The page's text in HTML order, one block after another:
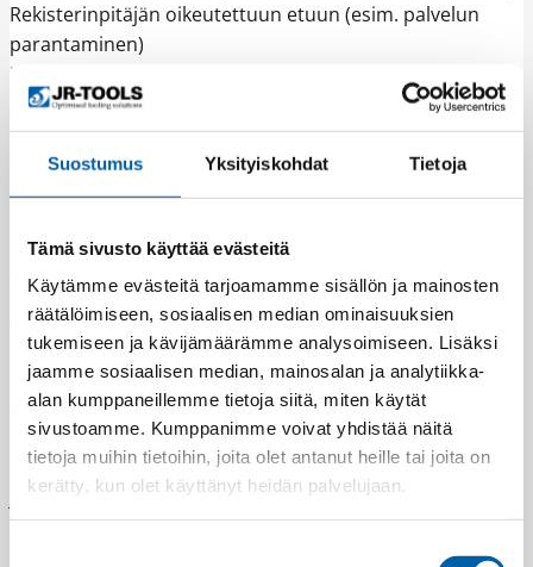
Suostumus Yksityiskohdat Tietoja
Tämä sivusto käyttää evästeitä
Käytämme evästeitä tarjoamamme sisällön ja mainosten
räätälöimiseen, sosiaalisen median ominaisuuksien
tukemiseen ja kävijämäärämme analysoimiseen. Lisäksi
jaamme sosiaalisen median, mainosalan ja analytiikka-
alan kumppaneillemme tietoja siitä, miten käytät
sivustoamme. Kumppanimme voivat yhdistää näitä
tietoja muihin tietoihin, joita olet antanut heille tai joita on
kerätty, kun olet käyttänyt heidän palvelujaan.
Rekisterinpitäjän oikeutettuun etuun (esim. palvelun
parantaminen)
Lakisääteiseen velvoitteeseen (esim. kirjanpitovelvoite)
Henkilötietoja säilytetään vain niin kauan kuin on tarpeen
edellä mainittujen tarkoitusten toteuttamiseksi tai lain
Tietojen vastaanottajat ja siirrot
Voimme jakaa tietoja luotettavien kolmansien
osapuolten kanssa:
Analytiikka- ja markkinointityökalut
Pilvipalveluntarjoajat
Tietoja voidaan siirtää EU:n tai ETA:n ulkopuolelle vain,
jos asianmukaiset suojaustoimet (esim. EU:n
mallisopimuslausekkeet) ovat käytössä.